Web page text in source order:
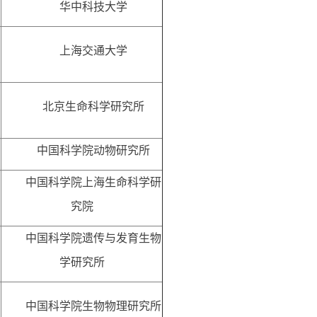
华中科技大学
上海交通大学
北京生命科学研究所
中国科学院动物研究所
中国科学院上海生命科学研
究院
中国科学院遗传与发育生物
学研究所
中国科学院生物物理研究所